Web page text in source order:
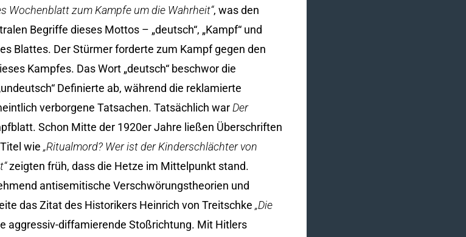
Wochenblatt zum Kampfe um die Wahrheit“, was den
Begriffe dieses Mottos – „deutsch“, „Kampf“ und
Blattes. Der Stürmer forderte zum Kampf gegen den
Kampfes. Das Wort „deutsch“ beschwor die
Definierte ab, während die reklamierte
verborgene Tatsachen. Tatsächlich war Der
Schon Mitte der 1920er Jahre ließen Überschriften
wie „Ritualmord? Wer ist der Kinderschlächter von
zeigten früh, dass die Hetze im Mittelpunkt stand.
antisemitische Verschwörungstheorien und
das Zitat des Historikers Heinrich von Treitschke „Die
aggressiv-diffamierende Stoßrichtung. Mit Hitlers